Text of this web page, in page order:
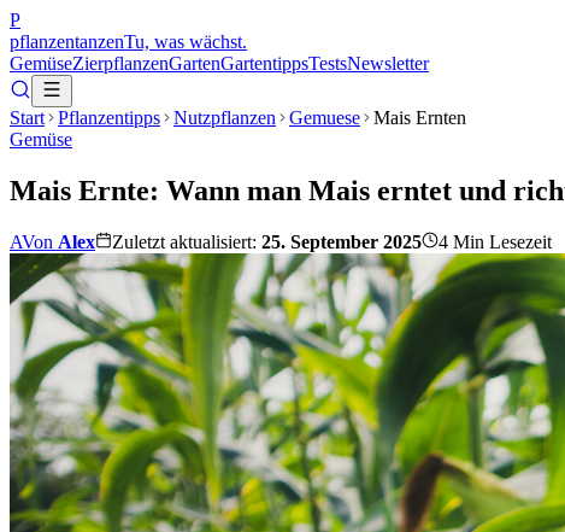
P
pflanzentanzenTu, was wächst.
GemüseZierpflanzenGartenGartentippsTestsNewsletter
Start Pflanzentipps Nutzpflanzen Gemuese
Mais Ernten
Gemüse
Mais Ernte: Wann man Mais erntet und
AVon Alex Zuletzt aktualisiert: 25. September 2025 4 Min Lesezeit